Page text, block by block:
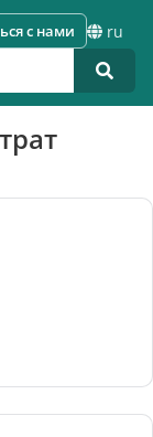
с нами ru